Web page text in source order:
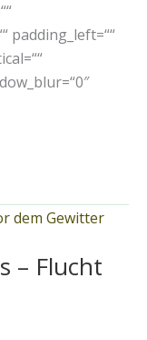
padding_left=““
– Flucht